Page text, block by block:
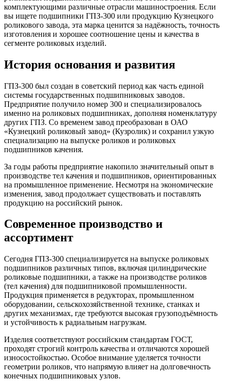
комплектующими различные отрасли машиностроения. Если
вы ищете подшипники ГПЗ-300 или продукцию Кузнецкого
роликового завода, эта марка ценится за надёжность, точность
изготовления и хорошее соотношение цены и качества в
сегменте роликовых изделий.
История основания и развития
ГПЗ-300 был создан в советский период как часть единой
системы государственных подшипниковых заводов.
Предприятие получило номер 300 и специализировалось
именно на роликовых подшипниках, дополняя номенклатуру
других ГПЗ. Со временем завод преобразован в ОАО
«Кузнецкий роликовый завод» (Кузролик) и сохранил узкую
специализацию на выпуске роликов и роликовых
подшипников качения.
За годы работы предприятие накопило значительный опыт в
производстве тел качения и подшипников, ориентированных
на промышленное применение. Несмотря на экономические
изменения, завод продолжает существовать и поставлять
продукцию на российский рынок.
Современное производство и
ассортимент
Сегодня ГПЗ-300 специализируется на выпуске роликовых
подшипников различных типов, включая цилиндрические
роликовые подшипники, а также на производстве роликов
(тел качения) для подшипниковой промышленности.
Продукция применяется в редукторах, промышленном
оборудовании, сельскохозяйственной технике, станках и
других механизмах, где требуются высокая грузоподъёмность
и устойчивость к радиальным нагрузкам.
Изделия соответствуют российским стандартам ГОСТ,
проходят строгий контроль качества и отличаются хорошей
износостойкостью. Особое внимание уделяется точности
геометрии роликов, что напрямую влияет на долговечность
конечных подшипниковых узлов.